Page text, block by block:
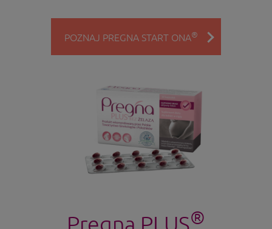
POZNAJ PREGNA START ONA®
®